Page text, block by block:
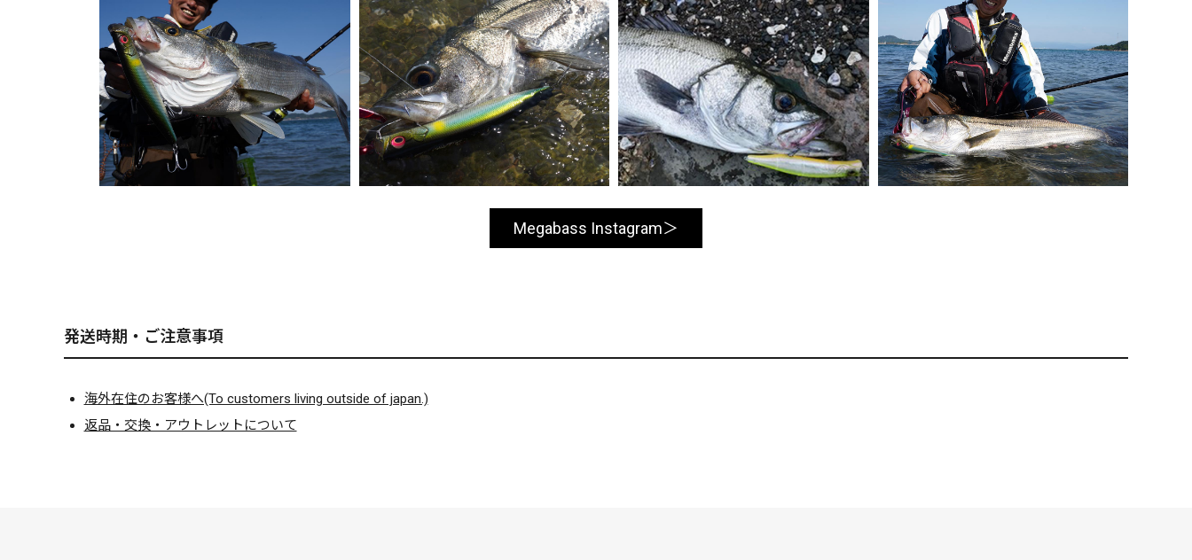
Megabass Instagram
発送時期・ご注意事項
海外在住のお客様へ(To customers living outside of japan.)
返品・交換・アウトレットについて